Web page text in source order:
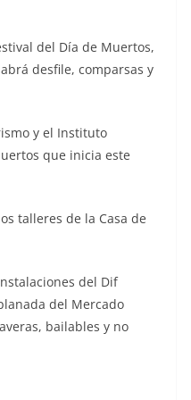
del Día de Muertos,
desfile, comparsas y
y el Instituto
que inicia este
talleres de la Casa de
del Dif
del Mercado
bailables y no